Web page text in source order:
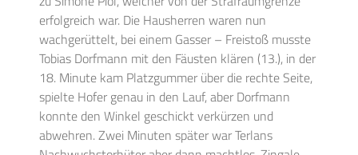
erfolgreich war. Die Hausherren waren nun
wachgerüttelt, bei einem Gasser – Freistoß musste
Tobias Dorfmann mit den Fäusten klären (13.), in der
18. Minute kam Platzgummer über die rechte Seite,
spielte Hofer genau in den Lauf, aber Dorfmann
konnte den Winkel geschickt verkürzen und
abwehren. Zwei Minuten später war Terlans